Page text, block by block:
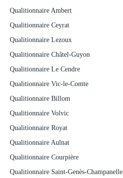
Qualitionnaire Ambert
Qualitionnaire Ceyrat
Qualitionnaire Lezoux
Qualitionnaire Châtel-Guyon
Qualitionnaire Le Cendre
Qualitionnaire Vic-le-Comte
Qualitionnaire Billom
Qualitionnaire Volvic
Qualitionnaire Royat
Qualitionnaire Aulnat
Qualitionnaire Courpière
Qualitionnaire Saint-Genès-Champanelle